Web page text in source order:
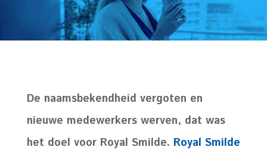
De naamsbekendheid vergoten en
nieuwe medewerkers werven, dat was
het doel voor Royal Smilde. Royal Smilde